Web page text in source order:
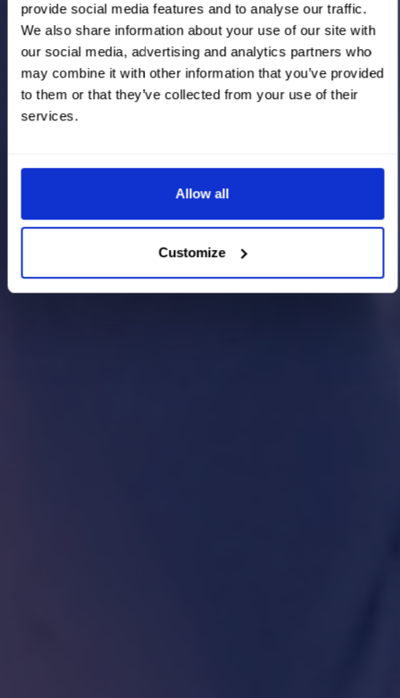
provide social media features and to analyse our traffic.
We also share information about your use of our site with
our social media, advertising and analytics partners who
may combine it with other information that you’ve provided
to them or that they’ve collected from your use of their
services.
Allow all
Customize